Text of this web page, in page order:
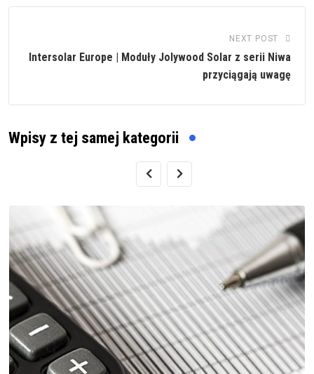
NEXT POST
Intersolar Europe | Moduły Jolywood Solar z serii Niwa
przyciągają uwagę
Wpisy z tej samej kategorii